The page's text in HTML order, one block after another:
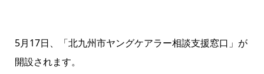
5月17日、「北九州市ヤングケアラー相談支援窓口」が
開設されます。